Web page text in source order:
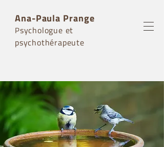
Ana-Paula Prange
Psychologue et
psychothérapeute